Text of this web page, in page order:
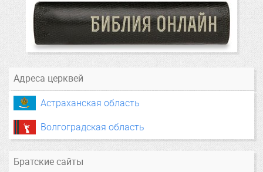
Адреса церквей
Астраханская область
Волгоградская область
Братские сайты